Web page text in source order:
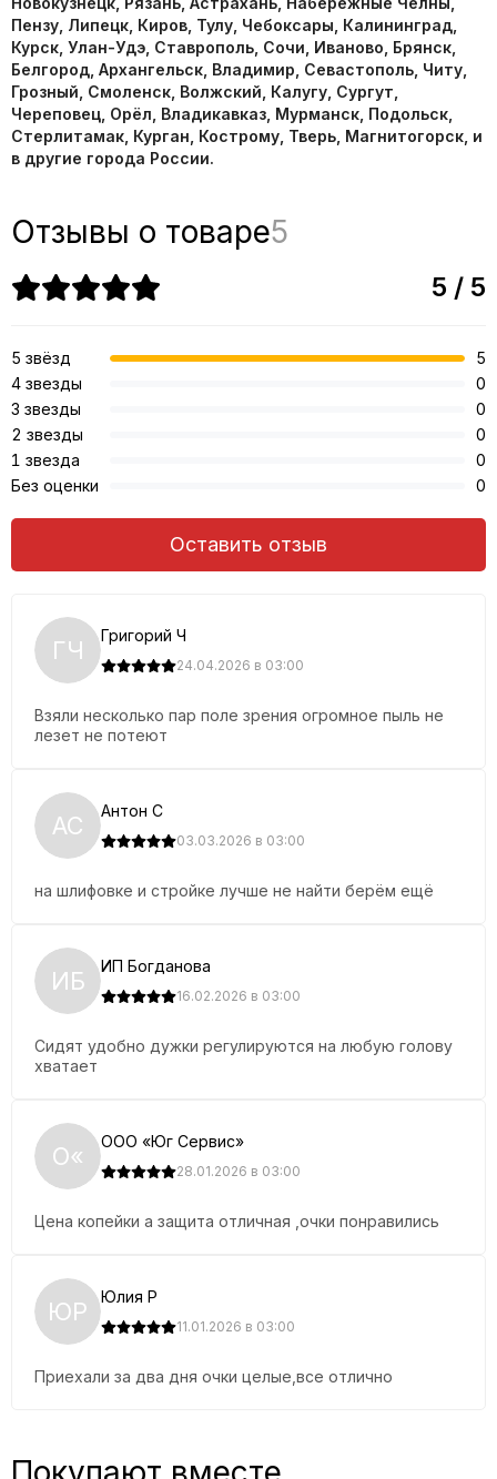
Пензу, Липецк, Киров, Тулу, Чебоксары, Калининград,
Курск, Улан-Удэ, Ставрополь, Сочи, Иваново, Брянск,
Белгород, Архангельск, Владимир, Севастополь, Читу,
Грозный, Смоленск, Волжский, Калугу, Сургут,
Череповец, Орёл, Владикавказ, Мурманск, Подольск,
Стерлитамак, Курган, Кострому, Тверь, Магнитогорск, и
в другие города России.
Отзывы о товаре5
ГЧ Григорий Ч
24.04.2026 в 03:00
Взяли несколько пар поле зрения огромное пыль не
лезет не потеют
АС Антон С
03.03.2026 в 03:00
на шлифовке и стройке лучше не найти берём ещё
ИБ ИП Богданова
16.02.2026 в 03:00
Сидят удобно дужки регулируются на любую голову
хватает
О« ООО «Юг Сервис»
28.01.2026 в 03:00
Цена копейки а защита отличная ,очки понравились
ЮР Юлия Р
11.01.2026 в 03:00
Приехали за два дня очки целые,все отлично
5 / 5
5 звёзд
5
4 звезды
0
3 звезды
0
2 звезды
0
1 звезда
0
Без оценки
0
Оставить отзыв